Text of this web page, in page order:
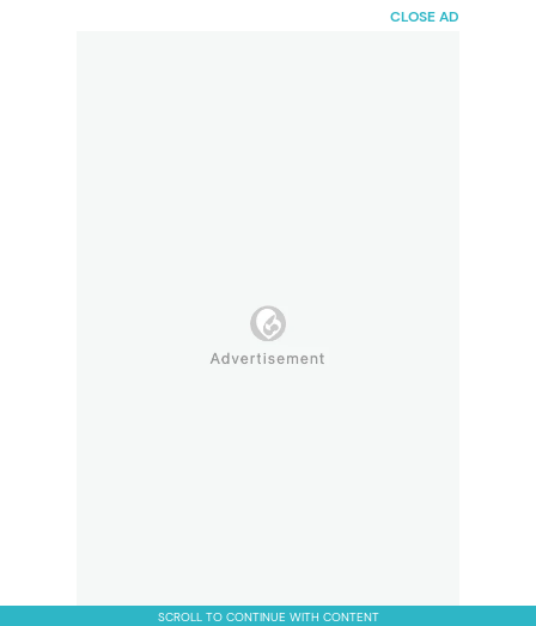
CLOSE AD
SCROLL TO CONTINUE WITH CONTENT